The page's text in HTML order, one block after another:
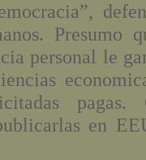
Presumo
personal le
pagas.
en